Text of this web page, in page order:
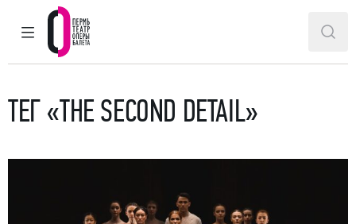
ГЛАВНОЕ МЕНЮ
Пермский театр оперы и балета
ТЕГ «THE SECOND DETAIL»